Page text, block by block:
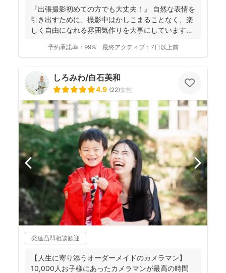
『出張撮影初めての方でも大丈夫！』 自然な表情を
引き出すために、撮影中はかしこまることなく、楽
しく自由になれる雰囲気作りを大事にしています＾
予約承諾率： 99% 最終アクティブ： 7日以上前
しろみわ/白石美和
4.9 (22)女性
発達凸凹相談歓迎
【人生に寄り添うオーダーメイドのカメラマン】
10,000人お子様にあったカメラマンが最高の時間